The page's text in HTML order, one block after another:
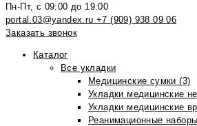
Пн-Пт, с 09:00 до 19:00
portal.03@yandex.ru +7 (909) 938 09 06
Заказать звонок
Каталог
Все укладки
Медицинские сумки (3)
Укладки медицинские
Укладки медицинские
Реанимационные